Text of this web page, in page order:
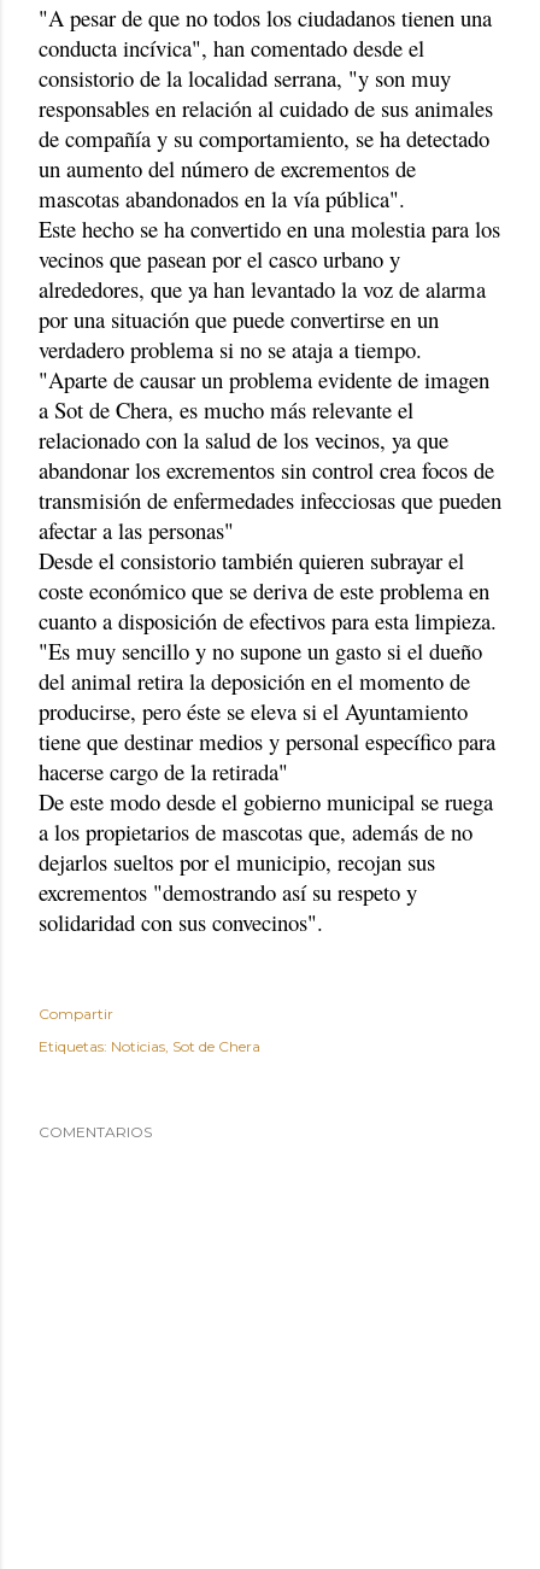
"A pesar de que no todos los ciudadanos tienen una
conducta incívica", han comentado desde el
consistorio de la localidad serrana, "y son muy
responsables en relación al cuidado de sus animales
de compañía y su comportamiento, se ha detectado
un aumento del número de excrementos de
mascotas abandonados en la vía pública".
Este hecho se ha convertido en una molestia para los
vecinos que pasean por el casco urbano y
alrededores, que ya han levantado la voz de alarma
por una situación que puede convertirse en un
verdadero problema si no se ataja a tiempo.
"Aparte de causar un problema evidente de imagen
a Sot de Chera, es mucho más relevante el
relacionado con la salud de los vecinos, ya que
abandonar los excrementos sin control crea focos de
transmisión de enfermedades infecciosas que pueden
afectar a las personas"
Desde el consistorio también quieren subrayar el
coste económico que se deriva de este problema en
cuanto a disposición de efectivos para esta limpieza.
"Es muy sencillo y no supone un gasto si el dueño
del animal retira la deposición en el momento de
producirse, pero éste se eleva si el Ayuntamiento
tiene que destinar medios y personal específico para
hacerse cargo de la retirada"
De este modo desde el gobierno municipal se ruega
a los propietarios de mascotas que, además de no
dejarlos sueltos por el municipio, recojan sus
excrementos "demostrando así su respeto y
solidaridad con sus convecinos".
Compartir
Etiquetas: Noticias Sot de Chera
COMENTARIOS